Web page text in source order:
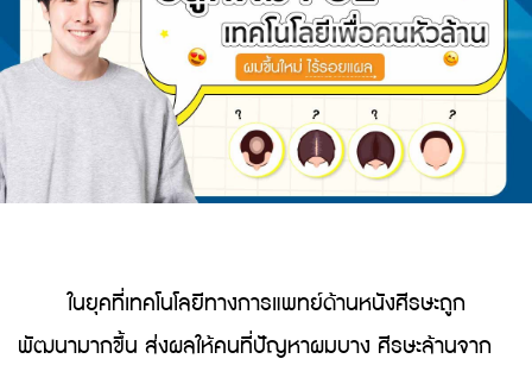
ในยุคที่เทคโนโลยีทางการแพทย์ด้านหนังศีรษะถูก
พัฒนามากขึ้น ส่งผลให้คนที่ปัญหาผมบาง ศีรษะล้านจาก